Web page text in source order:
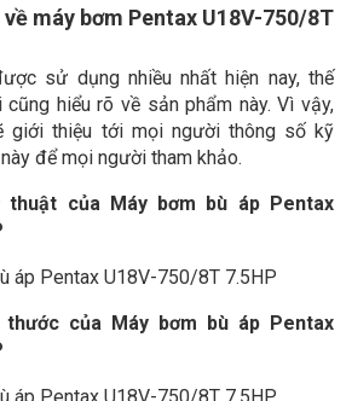
máy bơm Pentax U18V-750/8T
sử dụng nhiều nhất hiện nay, thế
hiểu rõ về sản phẩm này. Vì vậy,
giới thiệu tới mọi người thông số kỹ
để mọi người tham khảo.
của Máy bơm bù áp Pentax
của Máy bơm bù áp Pentax